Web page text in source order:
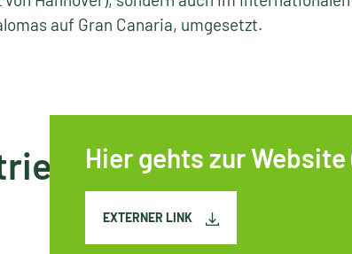
auf Gran Canaria, umgesetzt.